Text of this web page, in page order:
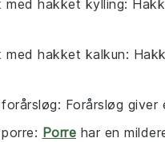
med hakket kylling:
med hakket kalkun:
forårsløg: Forårsløg giver
porre: Porre har en